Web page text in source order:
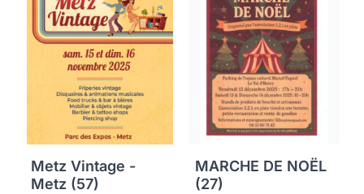
Metz Vintage -
Metz (57)
MARCHE DE NOËL
(27)